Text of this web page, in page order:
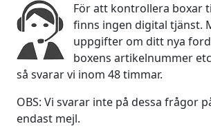
För att kontrollera boxar
finns ingen digital tjänst.
uppgifter om ditt nya
boxens artikelnummer
så svarar vi inom 48 timmar.
OBS: Vi svarar inte på dessa frågor
endast mejl.